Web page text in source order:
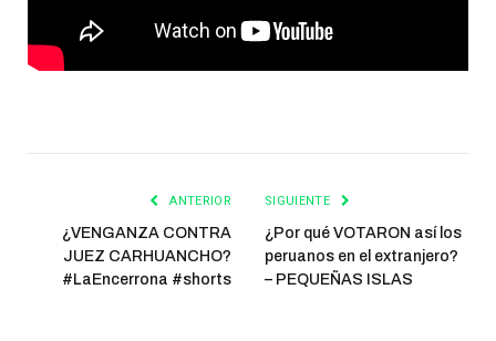
ANTERIOR
¿VENGANZA CONTRA
JUEZ CARHUANCHO?
#LaEncerrona #shorts
SIGUIENTE
¿Por qué VOTARON así los
peruanos en el extranjero?
– PEQUEÑAS ISLAS